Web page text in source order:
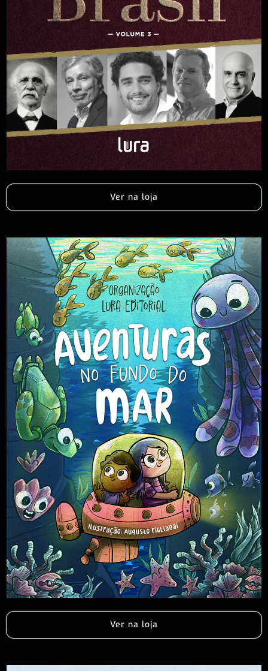
Ver na loja
Ver na loja